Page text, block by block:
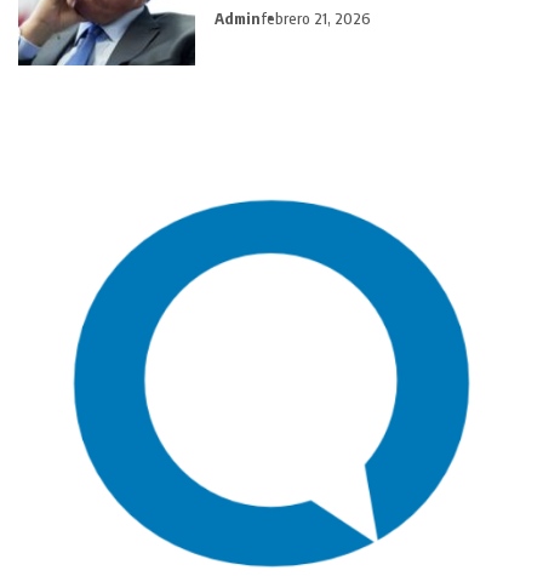
Adminfebrero 21, 2026